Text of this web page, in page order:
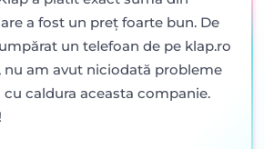
a fost un preț foarte bun. De
un telefoan de pe klap.ro
nu am avut niciodată probleme
caldura aceasta companie.